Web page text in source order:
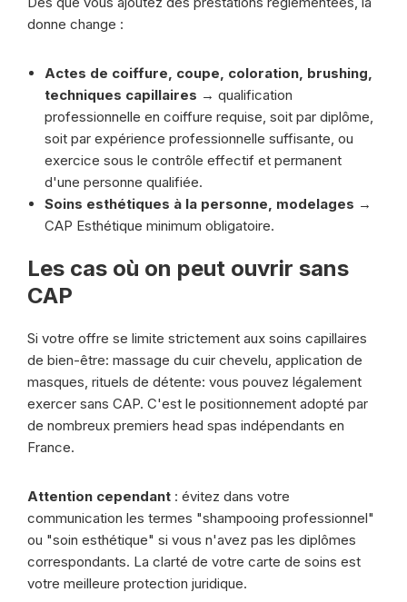
donne change :
Actes de coiffure, coupe, coloration, brushing,
techniques capillaires → qualification
professionnelle en coiffure requise, soit par diplôme,
soit par expérience professionnelle suffisante, ou
exercice sous le contrôle effectif et permanent
d'une personne qualifiée.
Soins esthétiques à la personne, modelages →
CAP Esthétique minimum obligatoire.
Les cas où on peut ouvrir sans
CAP
Si votre offre se limite strictement aux soins capillaires
de bien-être: massage du cuir chevelu, application de
masques, rituels de détente: vous pouvez légalement
exercer sans CAP. C'est le positionnement adopté par
de nombreux premiers head spas indépendants en
France.
Attention cependant : évitez dans votre
communication les termes "shampooing professionnel"
ou "soin esthétique" si vous n'avez pas les diplômes
correspondants. La clarté de votre carte de soins est
votre meilleure protection juridique.